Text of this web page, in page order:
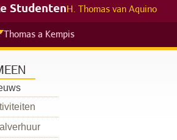
StudentenH. Thomas van Aquino
Thomas a Kempis